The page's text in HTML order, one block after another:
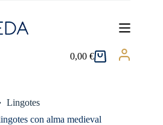
Carro
0,00€
Lingotes
con alma medieval